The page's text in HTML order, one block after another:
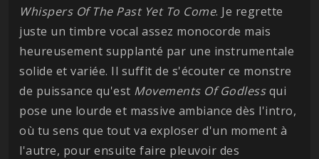
Whispers Of The Past Yet To Come. Je regrette
juste un timbre vocal assez monocorde mais
heureusement supplanté par une instrumentale
solide et variée. Il suffit de s'écouter ce monstre
de puissance qu'est Movements Of Godlessqui
pose une lourde et massive ambiance dès l'intro,
où tu sens que tout va exploser d'un moment à
l'autre, pour ensuite faire pleuvoir des